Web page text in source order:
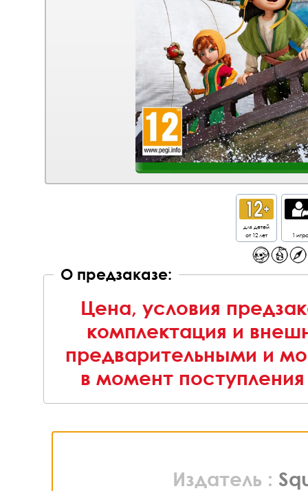
для детей
от 12 лет
1
О предзаказе:
Цена, условия
комплектация и
предварительными и
в момент
Издатель :